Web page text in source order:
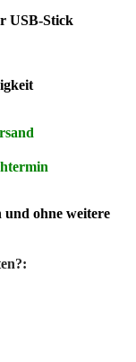
USB-Stick
und ohne weitere